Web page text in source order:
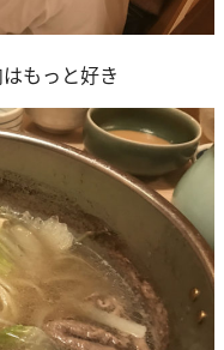
もっと好き